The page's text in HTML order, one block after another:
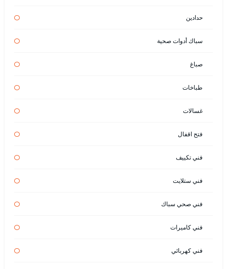
حدادين
سباك أدوات صحية
صباغ
طباخات
غسالات
فتح اقفال
فني تكييف
فني ستلايت
فني صحي سباك
فني كاميرات
فني كهربائي